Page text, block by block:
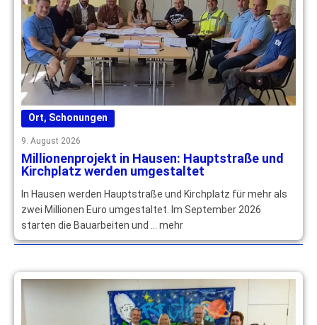
Ort, Schonungen
9. August 2026
Millionenprojekt in Hausen: Hauptstraße und
Kirchplatz werden umgestaltet
In Hausen werden Hauptstraße und Kirchplatz für mehr als
zwei Millionen Euro umgestaltet. Im September 2026
starten die Bauarbeiten und … mehr